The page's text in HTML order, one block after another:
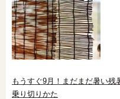
もうすぐ9月！まだまだ暑い残
乗り切りかた